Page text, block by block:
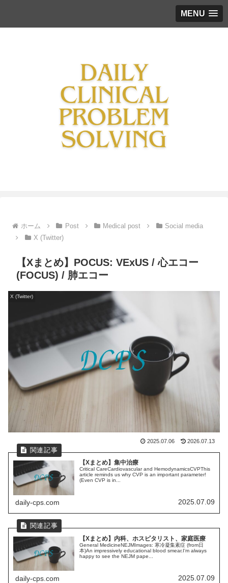
MENU
ホーム Post Medical post
Social media
X (Twitter)
【Xまとめ】POCUS: VExUS / 心エコー
(FOCUS) / 肺エコー
X (Twitter)
2025.07.06 2026.07.13
【Xまとめ】集中治療
Critical CareCardiovascular and HemodynamicsCVPThis
article reminds us why CVP is an important parameter!
(Even CVP is in...
daily-cps.com 2025.07.09
【Xまとめ】内科、ホスピタリスト、家庭医療
General MedicineNEJMImages: 寒冷凝集素症 (from日
本)An impressively educational blood smear.I'm always
happy to see the NEJM pape...
daily-cps.com 2025.07.09